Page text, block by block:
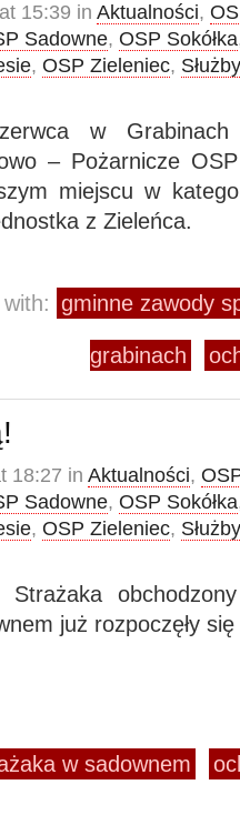
15:39 in Aktualności,
Sadowne, OSP Sokółka
, OSP Zieleniec, Służby
w Grabinach
– Pożarnicze
miejscu w
z Zieleńca.
gminne zawody
grabinach
18:27 in Aktualności,
Sadowne, OSP Sokółka
, OSP Zieleniec, Służby
Strażaka
już rozpoczęły
w sadownem